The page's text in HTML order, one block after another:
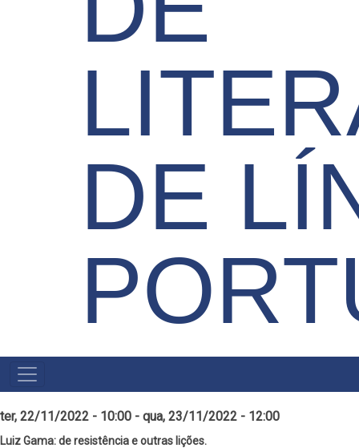
DE
MAIN
MENU
ter, 22/11/2022 - 10:00 - qua, 23/11/2022 - 12:00
Luiz Gama: de resistência e outras lições.